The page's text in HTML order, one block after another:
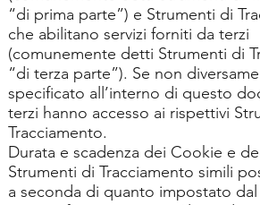
“di prima parte”) e Strumenti di
che abilitano servizi forniti da terzi
(comunemente detti Strumenti di
“di terza parte”). Se non
specificato all’interno di questo
terzi hanno accesso ai rispettivi
Tracciamento.
Durata e scadenza dei Cookie e
Strumenti di Tracciamento simili
a seconda di quanto impostato